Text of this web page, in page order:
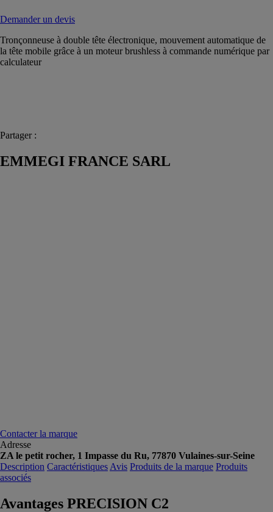
Demander un devis
Tronçonneuse à double tête électronique, mouvement automatique de
la tête mobile grâce à un moteur brushless à commande numérique par
calculateur
Partager :
EMMEGI FRANCE SARL
Contacter la marque
Adresse
ZA le petit rocher, 1 Impasse du Ru, 77870 Vulaines-sur-Seine
Description Caractéristiques Avis Produits de la marque Produits
associés
Avantages PRECISION C2